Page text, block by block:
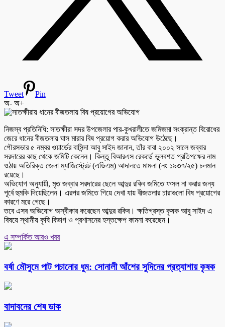
Tweet
Pin
অ- অ+
নিজস্ব প্রতিনিধি: সাতক্ষীরা সদর উপজেলার পার-কুখরালীতে জমিজমা সংক্রান্ত বিরোধের
জেরে ধানের বীজতলায় ঘাস মারার বিষ প্রয়োগ করার অভিযোগ উঠেছে।
পৌরসভার ৫ নম্বর ওয়ার্ডের বাসিন্দা আবু সাইদ জানান, তাঁর বাবা ২০০২ সালে জব্বার
সরদারের কাছ থেকে জমিটি কেনেন। কিন্তু বিআরএস রেকর্ডে ভুলবশত প্রতিপক্ষের নাম
ওঠায় অতিরিক্ত জেলা ম্যাজিস্ট্রেট (এডিএম) আদালতে মামলা (নং ১৯৩৭/২৫) চলমান
রয়েছে।
অভিযোগ অনুযায়ী, মৃত জব্বার সরদারের ছেলে আব্দুর রকিব জমিতে ফসল না করার জন্য
পূর্বে হুমকি দিয়েছিলেন। এরপর জমিতে গিয়ে দেখা যায় বীজতলার চারাগুলো বিষ প্রয়োগের
কারণে মরে গেছে।
তবে এসব অভিযোগ অস্বীকার করেছেন আব্দুর রকিব। ক্ষতিগ্রস্ত কৃষক আবু সাইদ এ
বিষয়ে স্থানীয় কৃষি বিভাগ ও প্রশাসনের হস্তক্ষেপ কামনা করেছেন।
এ সম্পর্কিত আরও খবর
বর্ষা মৌসুমে পাট পচানোর ধুম: সোনালী আঁশের সুদিনের প্রত্যাশায় কৃষক
বাদাবনের শেষ ডাক